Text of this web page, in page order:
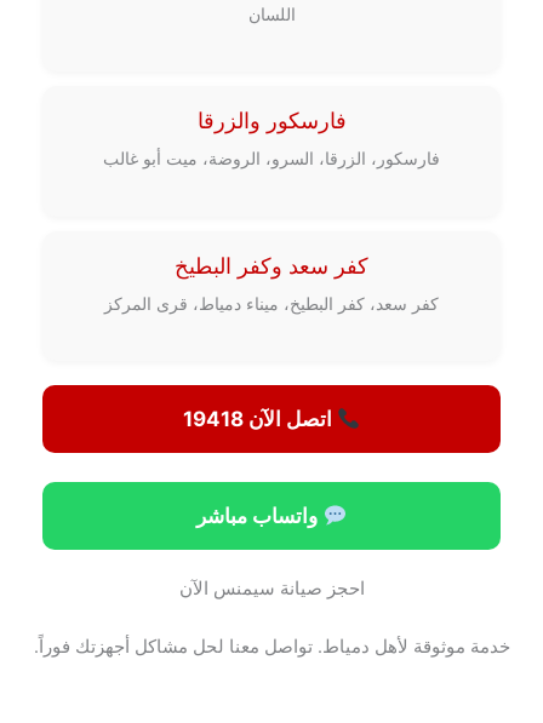
اللسان
فارسكور والزرقا
فارسكور، الزرقا، السرو، الروضة، ميت أبو غالب
كفر سعد وكفر البطيخ
كفر سعد، كفر البطيخ، ميناء دمياط، قرى المركز
اتصل الآن 19418
واتساب مباشر
احجز صيانة سيمنس الآن
خدمة موثوقة لأهل دمياط. تواصل معنا لحل مشاكل أجهزتك فوراً.